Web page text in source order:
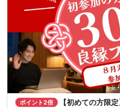
ポイント2倍
【初めての方限